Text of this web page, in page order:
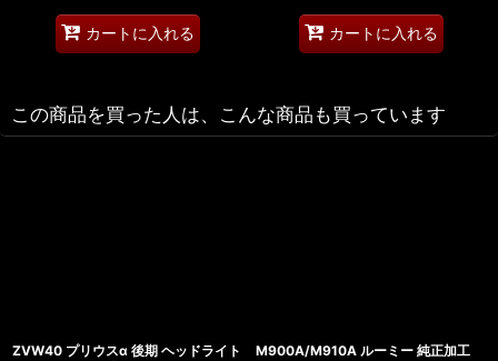
カートに入れる カートに入れる
この商品を買った人は、こんな商品も買っています
ZVW40 プリウスα 後期 ヘッドライト
M900A/M910A ルーミー 純正加工